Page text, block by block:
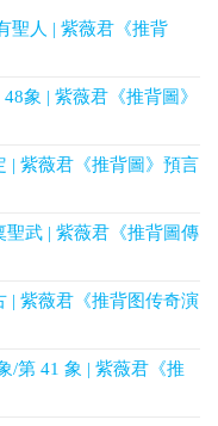
聖人 | 紫薇君《推背
象 | 紫薇君《推背圖》
| 紫薇君《推背圖》預言
武 | 紫薇君《推背圖傳
| 紫薇君《推背图传奇演
/第 41 象 | 紫薇君《推